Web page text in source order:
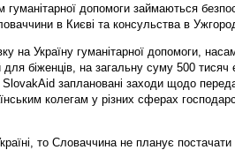
гуманітарної допомоги займаються
в Києві та консульства в
на Україну гуманітарної допомоги,
для біженців, на загальну суму 500 тисяч
SlovakAid заплановані заходи щодо
колегам у різних сферах
то Словаччина не планує постачати